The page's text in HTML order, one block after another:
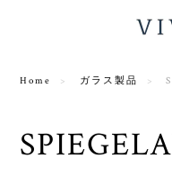
Home ガラス製品